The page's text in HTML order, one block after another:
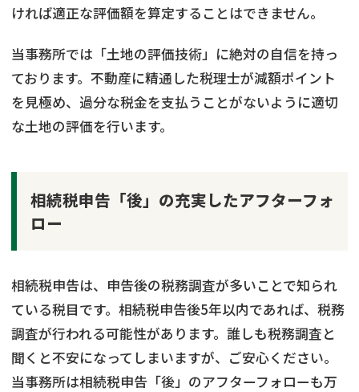
ければ適正な評価額を算定することはできません。
当事務所では「土地の評価技術」に絶対の自信を持っ
ております。不動産に精通した税理士が減額ポイント
を見極め、過分な税金を支払うことがないように適切
な土地の評価を行います。
相続税申告「後」の充実したアフターフォ
ロー
相続税申告は、申告後の税務調査が多いことで知られ
ている税目です。相続税申告後5年以内であれば、税務
調査が行われる可能性があります。誰しも税務調査と
聞くと不安になってしまいますが、ご安心ください。
当事務所は相続税申告「後」のアフターフォローも万